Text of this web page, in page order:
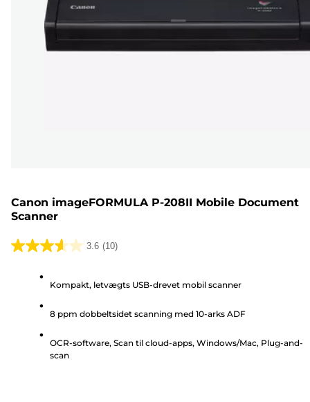
Canon imageFORMULA P-208II Mobile Document
Scanner
3.6 (10)
3.6
stjerner.
anmeldelser
Kompakt, letvægts USB-drevet mobil scanner
8 ppm dobbeltsidet scanning med 10-arks ADF
OCR-software, Scan til cloud-apps, Windows/Mac, Plug-and-
scan